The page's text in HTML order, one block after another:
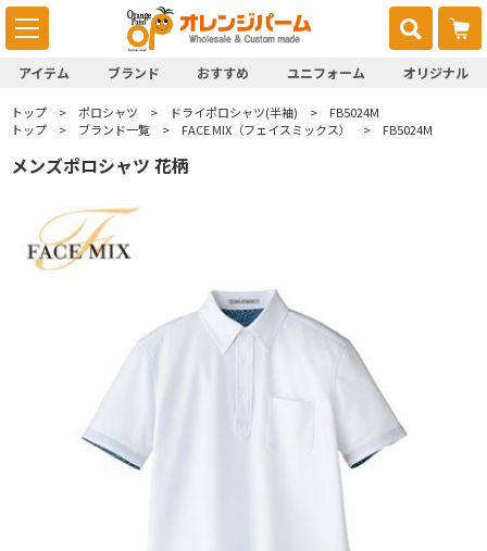
アイテム ブランド おすすめ ユニフォーム オリジナル
トップ ポロシャツ ドライポロシャツ(半袖)
FB5024M
トップ
ブランド一覧 FACE MIX（フェイスミックス） FB5024M
メンズポロシャツ 花柄